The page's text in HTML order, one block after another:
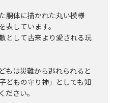
胴体に描かれた丸い模様
表しています。
として古来より愛される玩
もは災難から逃れられると
どもの守り神」としても知
ださい。